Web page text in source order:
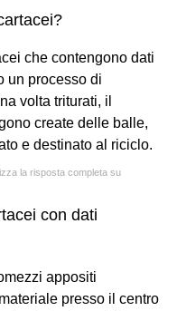
che contengono dati
un processo di
volta triturati, il
create delle balle,
e destinato al riciclo.
la risposta completa su
con dati
appositi
presso il centro